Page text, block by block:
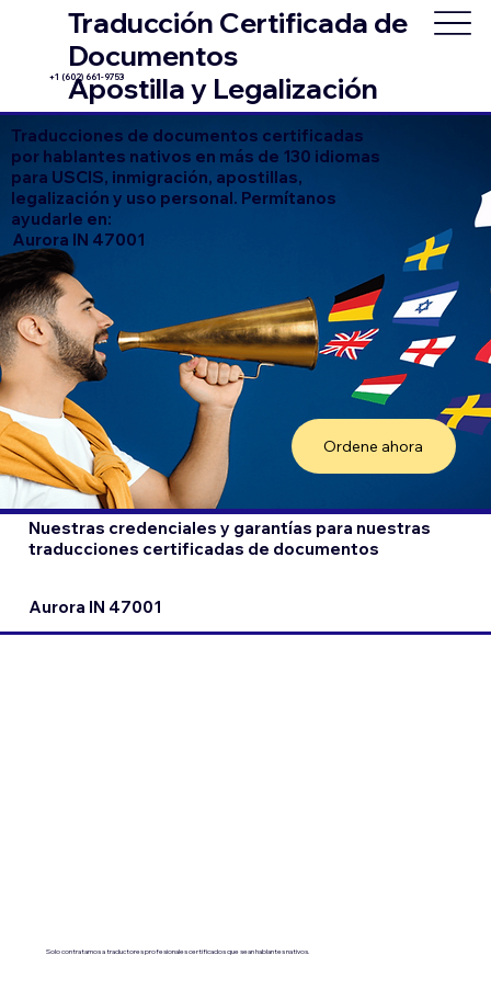
Traducción Certificada de
Documentos
Apostilla y Legalización
+1 (602) 661-9753
Traducciones de documentos certificadas
por hablantes nativos en más de 130 idiomas
para USCIS, inmigración, apostillas,
legalización y uso personal. Permítanos
ayudarle en:
Aurora IN 47001
Ordene ahora
Nuestras credenciales y garantías para nuestras
traducciones certificadas de documentos
Aurora IN 47001
Solo contratamos a traductores profesionales certificados que sean hablantes nativos.